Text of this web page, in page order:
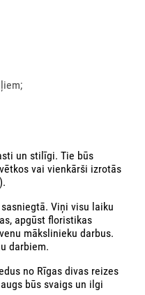
un stilīgi. Tie būs
vai vienkārši izrotās
Viņi visu laiku
apgūst floristikas
mākslinieku darbus.
darbiem.
no Rīgas divas reizes
būs svaigs un ilgi